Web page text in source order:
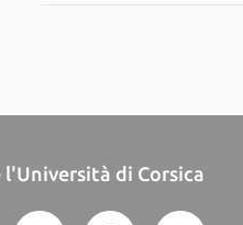
l'Università di Corsica